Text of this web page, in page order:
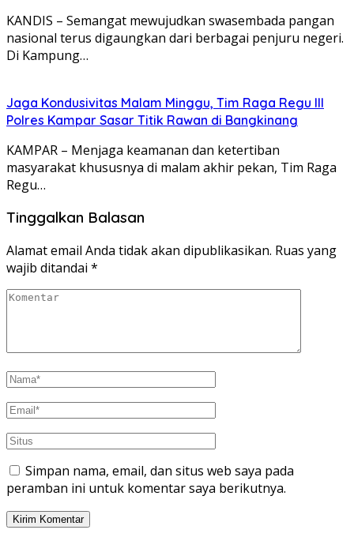
KANDIS – Semangat mewujudkan swasembada pangan
nasional terus digaungkan dari berbagai penjuru negeri.
Di Kampung…
Jaga Kondusivitas Malam Minggu, Tim Raga Regu III
Polres Kampar Sasar Titik Rawan di Bangkinang
KAMPAR – Menjaga keamanan dan ketertiban
masyarakat khususnya di malam akhir pekan, Tim Raga
Regu…
Tinggalkan Balasan
Alamat email Anda tidak akan dipublikasikan. Ruas yang
wajib ditandai *
Simpan nama, email, dan situs web saya pada
peramban ini untuk komentar saya berikutnya.